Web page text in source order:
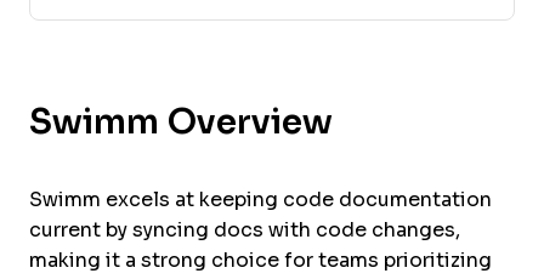
Swimm Overview
Swimm excels at keeping code documentation
current by syncing docs with code changes,
making it a strong choice for teams prioritizing